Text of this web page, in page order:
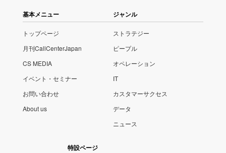
基本メニュー
トップページ
月刊CallCenterJapan
CS MEDIA
イベント・セミナー
お問い合わせ
About us
ジャンル
ストラテジー
ピープル
オペレーション
IT
カスタマーサクセス
データ
ニュース
特設ページ